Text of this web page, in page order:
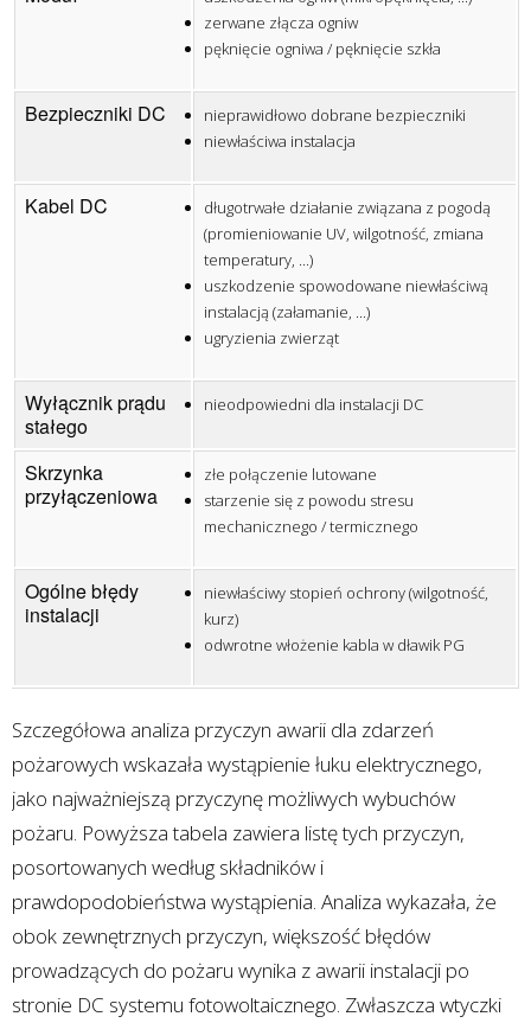
zerwane złącza ogniw
pęknięcie ogniwa / pęknięcie szkła
Bezpieczniki DC
nieprawidłowo dobrane bezpieczniki
niewłaściwa instalacja
Kabel DC
długotrwałe działanie związana z pogodą
(promieniowanie UV, wilgotność, zmiana
temperatury, ...)
uszkodzenie spowodowane niewłaściwą
instalacją (załamanie, ...)
ugryzienia zwierząt
Wyłącznik prądu
stałego
nieodpowiedni dla instalacji DC
Skrzynka
przyłączeniowa
złe połączenie lutowane
starzenie się z powodu stresu
mechanicznego / termicznego
Ogólne błędy
instalacji
niewłaściwy stopień ochrony (wilgotność,
kurz)
odwrotne włożenie kabla w dławik PG
Szczegółowa analiza przyczyn awarii dla zdarzeń
pożarowych wskazała wystąpienie łuku elektrycznego,
jako najważniejszą przyczynę możliwych wybuchów
pożaru. Powyższa tabela zawiera listę tych przyczyn,
posortowanych według składników i
prawdopodobieństwa wystąpienia. Analiza wykazała, że
obok zewnętrznych przyczyn, większość błędów
prowadzących do pożaru wynika z awarii instalacji po
stronie DC systemu fotowoltaicznego. Zwłaszcza wtyczki